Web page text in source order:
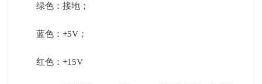
绿色：接地；
蓝色：+5V ；
红色：+15V